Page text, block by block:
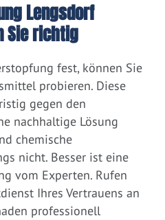
Lengsdorf
Sie richtig
fest, können Sie
probieren. Diese
gegen den
nachhaltige Lösung
chemische
nicht. Besser ist eine
vom Experten. Rufen
Ihres Vertrauens an
professionell